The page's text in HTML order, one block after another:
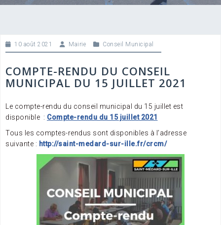
10 août 2021 Mairie Conseil Municipal
COMPTE-RENDU DU CONSEIL
MUNICIPAL DU 15 JUILLET 2021
Le compte-rendu du conseil municipal du 15 juillet est
disponible : Compte-rendu du 15 juillet 2021
Tous les comptes-rendus sont disponibles à l’adresse
suivante : http://saint-medard-sur-ille.fr/crcm/